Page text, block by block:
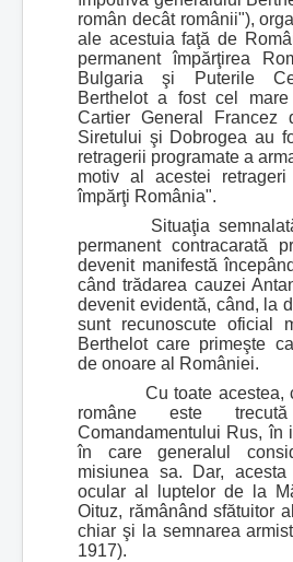
român decât românii"),
ale acestuia faţă de
permanent împărţirea
Bulgaria şi Puterile
Berthelot a fost cel
Cartier General Francez
Siretului şi Dobrogea au
retragerii programate a
motiv al acestei
împărţi România".
Situaţia semnalată
permanent contracarată
devenit manifestă
când trădarea cauzei
devenit evidentă, când, la
sunt recunoscute oficial
Berthelot care primeşte
de onoare al României.
Cu toate acestea,
române este
Comandamentului Rus, în
în care generalul
misiunea sa. Dar,
ocular al luptelor de la
Oituz, rămânând sfătuitor
chiar şi la semnarea
1917).